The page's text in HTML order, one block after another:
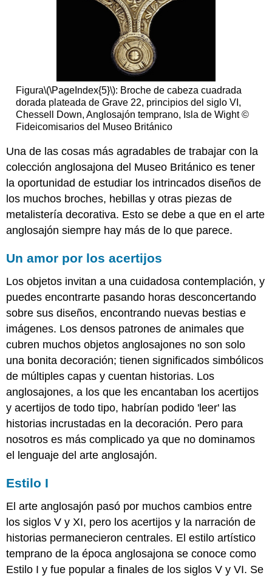
Figura\(\PageIndex{5}\): Broche de cabeza cuadrada
dorada plateada de Grave 22, principios del siglo VI,
Chessell Down, Anglosajón temprano, Isla de Wight ©
Fideicomisarios del Museo Británico
Una de las cosas más agradables de trabajar con la
colección anglosajona del Museo Británico es tener
la oportunidad de estudiar los intrincados diseños de
los muchos broches, hebillas y otras piezas de
metalistería decorativa. Esto se debe a que en el arte
anglosajón siempre hay más de lo que parece.
Un amor por los acertijos
Los objetos invitan a una cuidadosa contemplación, y
puedes encontrarte pasando horas desconcertando
sobre sus diseños, encontrando nuevas bestias e
imágenes. Los densos patrones de animales que
cubren muchos objetos anglosajones no son solo
una bonita decoración; tienen significados simbólicos
de múltiples capas y cuentan historias. Los
anglosajones, a los que les encantaban los acertijos
y acertijos de todo tipo, habrían podido 'leer' las
historias incrustadas en la decoración. Pero para
nosotros es más complicado ya que no dominamos
el lenguaje del arte anglosajón.
Estilo I
El arte anglosajón pasó por muchos cambios entre
los siglos V y XI, pero los acertijos y la narración de
historias permanecieron centrales. El estilo artístico
temprano de la época anglosajona se conoce como
Estilo I y fue popular a finales de los siglos V y VI. Se